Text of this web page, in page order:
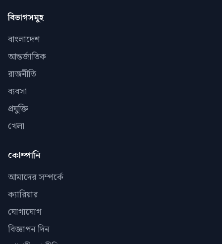
বিভাগসমূহ
বাংলাদেশ
আন্তর্জাতিক
রাজনীতি
ব্যবসা
প্রযুক্তি
খেলা
কোম্পানি
আমাদের সম্পর্কে
ক্যারিয়ার
যোগাযোগ
বিজ্ঞাপন দিন